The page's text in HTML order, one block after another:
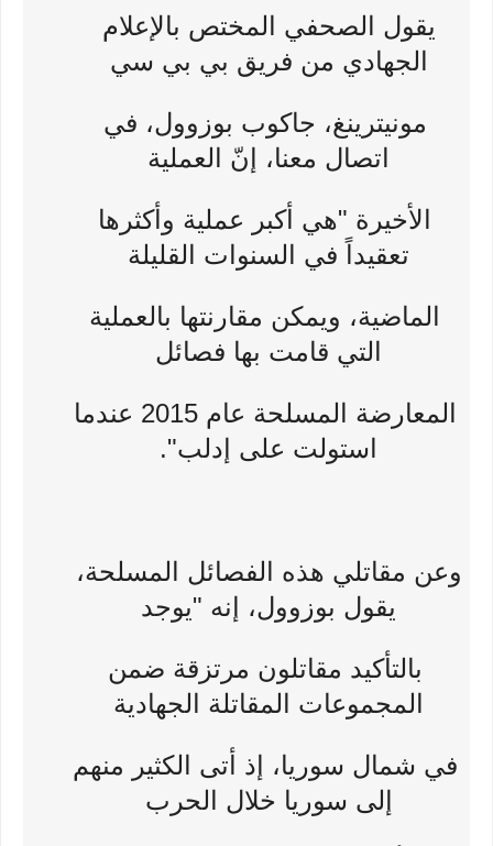
يقول الصحفي المختص بالإعلام
الجهادي من فريق بي بي سي
مونيترينغ، جاكوب بوزوول، في
اتصال معنا، إنّ العملية
الأخيرة "هي أكبر عملية وأكثرها
تعقيداً في السنوات القليلة
الماضية، ويمكن مقارنتها بالعملية
التي قامت بها فصائل
المعارضة المسلحة عام 2015 عندما
استولت على إدلب".
وعن مقاتلي هذه الفصائل المسلحة،
يقول بوزوول، إنه "يوجد
بالتأكيد مقاتلون مرتزقة ضمن
المجموعات المقاتلة الجهادية
في شمال سوريا، إذ أتى الكثير منهم
إلى سوريا خلال الحرب